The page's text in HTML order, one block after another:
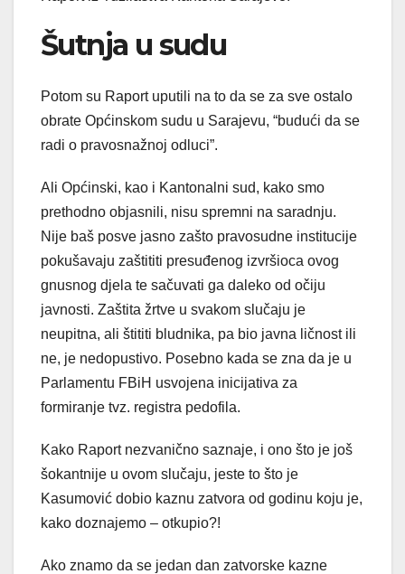
Šutnja u sudu
Potom su Raport uputili na to da se za sve ostalo
obrate Općinskom sudu u Sarajevu, “budući da se
radi o pravosnažnoj odluci”.
Ali Općinski, kao i Kantonalni sud, kako smo
prethodno objasnili, nisu spremni na saradnju.
Nije baš posve jasno zašto pravosudne institucije
pokušavaju zaštititi presuđenog izvršioca ovog
gnusnog djela te sačuvati ga daleko od očiju
javnosti. Zaštita žrtve u svakom slučaju je
neupitna, ali štititi bludnika, pa bio javna ličnost ili
ne, je nedopustivo. Posebno kada se zna da je u
Parlamentu FBiH usvojena inicijativa za
formiranje tvz. registra pedofila.
Kako Raport nezvanično saznaje, i ono što je još
šokantnije u ovom slučaju, jeste to što je
Kasumović dobio kaznu zatvora od godinu koju je,
kako doznajemo – otkupio?!
Ako znamo da se jedan dan zatvorske kazne